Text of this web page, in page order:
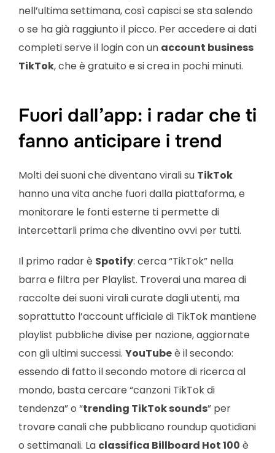
nell’ultima settimana, così capisci se sta salendo
o se ha già raggiunto il picco. Per accedere ai dati
completi serve il login con un account business
TikTok, che è gratuito e si crea in pochi minuti.
Fuori dall’app: i radar che ti
fanno anticipare i trend
Molti dei suoni che diventano virali su TikTok
hanno una vita anche fuori dalla piattaforma, e
monitorare le fonti esterne ti permette di
intercettarli prima che diventino ovvi per tutti.
Il primo radar è Spotify: cerca “TikTok” nella
barra e filtra per Playlist. Troverai una marea di
raccolte dei suoni virali curate dagli utenti, ma
soprattutto l’account ufficiale di TikTok mantiene
playlist pubbliche divise per nazione, aggiornate
con gli ultimi successi. YouTubeè il secondo:
essendo di fatto il secondo motore di ricerca al
mondo, basta cercare “canzoni TikTok di
tendenza” o “trending TikTok sounds” per
trovare canali che pubblicano roundup quotidiani
o settimanali. La classifica Billboard Hot 100 è